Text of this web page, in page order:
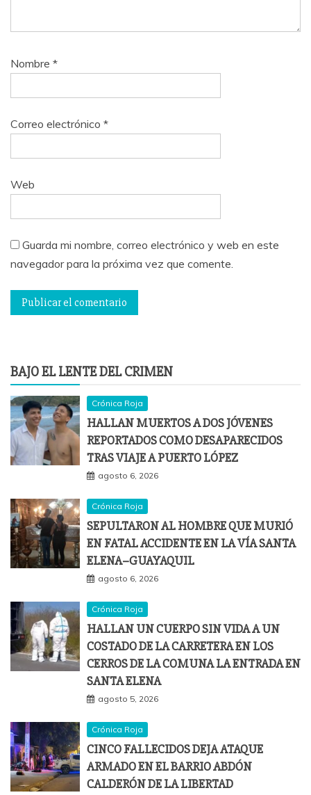
Nombre *
Correo electrónico *
Web
Guarda mi nombre, correo electrónico y web en este
navegador para la próxima vez que comente.
BAJO EL LENTE DEL CRIMEN
Crónica Roja
HALLAN MUERTOS A DOS JÓVENES
REPORTADOS COMO DESAPARECIDOS
TRAS VIAJE A PUERTO LÓPEZ
agosto 6, 2026
Crónica Roja
SEPULTARON AL HOMBRE QUE MURIÓ
EN FATAL ACCIDENTE EN LA VÍA SANTA
ELENA–GUAYAQUIL
agosto 6, 2026
Crónica Roja
HALLAN UN CUERPO SIN VIDA A UN
COSTADO DE LA CARRETERA EN LOS
CERROS DE LA COMUNA LA ENTRADA EN
SANTA ELENA
agosto 5, 2026
Crónica Roja
CINCO FALLECIDOS DEJA ATAQUE
ARMADO EN EL BARRIO ABDÓN
CALDERÓN DE LA LIBERTAD